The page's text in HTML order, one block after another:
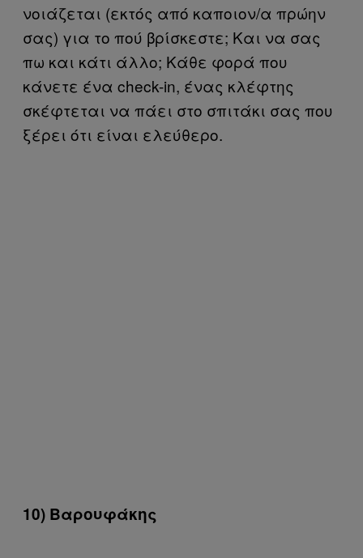
νοιάζεται (εκτός από καποιον/α πρώην
σας) για το πού βρίσκεστε; Και να σας
πω και κάτι άλλο; Κάθε φορά που
κάνετε ένα check-in, ένας κλέφτης
σκέφτεται να πάει στο σπιτάκι σας που
ξέρει ότι είναι ελεύθερο.
10) Βαρουφάκης